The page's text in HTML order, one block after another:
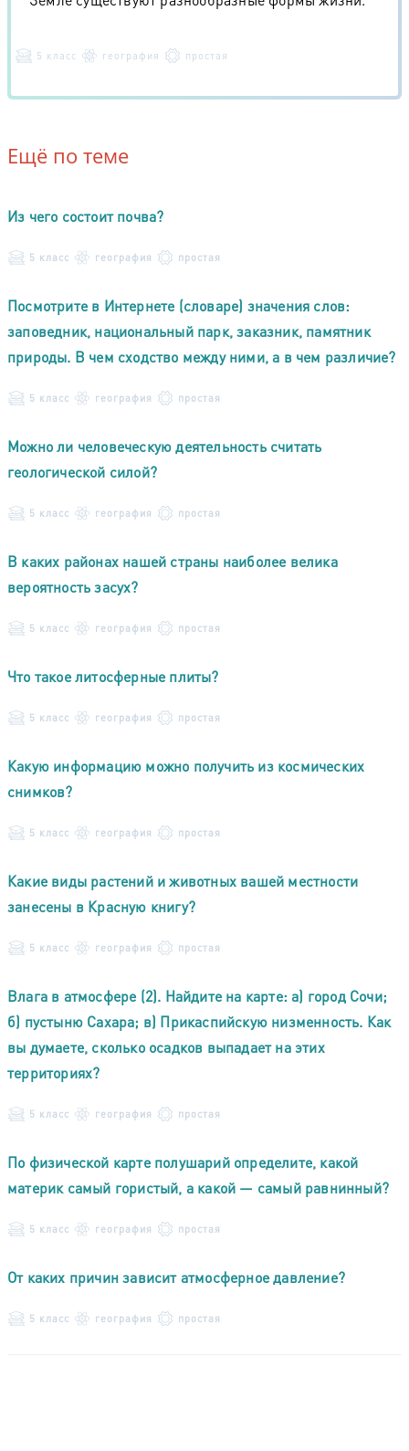
5 класс география простая
Ещё по теме
Из чего состоит почва?
5 класс география простая
Посмотрите в Интернете (словаре) значения слов:
заповедник, национальный парк, заказник, памятник
природы. В чем сходство между ними, а в чем различие?
5 класс география простая
Можно ли человеческую деятельность считать
геологической силой?
5 класс география простая
В каких районах нашей страны наиболее велика
вероятность засух?
5 класс география простая
Что такое литосферные плиты?
5 класс география простая
Какую информацию можно получить из космических
снимков?
5 класс география простая
Какие виды растений и животных вашей местности
занесены в Красную книгу?
5 класс география простая
Влага в атмосфере (2). Найдите на карте: а) город Сочи;
б) пустыню Сахара; в) Прикаспийскую низменность. Как
вы думаете, сколько осадков выпадает на этих
территориях?
5 класс география простая
По физической карте полушарий определите, какой
материк самый гористый, а какой — самый равнинный?
5 класс география простая
От каких причин зависит атмосферное давление?
5 класс география простая